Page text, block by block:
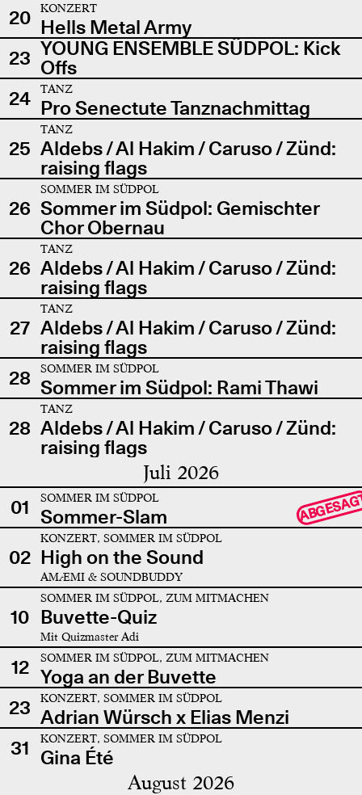
20
KONZERT
Hells Metal Army
23 YOUNG ENSEMBLE SÜDPOL: Kick
Offs
24
TANZ
Pro Senectute Tanznachmittag
25
TANZ
Aldebs / Al Hakim / Caruso / Zünd:
raising flags
26
SOMMER IM SÜDPOL
Sommer im Südpol: Gemischter
Chor Obernau
26
TANZ
Aldebs / Al Hakim / Caruso / Zünd:
raising flags
27
TANZ
Aldebs / Al Hakim / Caruso / Zünd:
raising flags
28
SOMMER IM SÜDPOL
Sommer im Südpol: Rami Thawi
28
TANZ
Aldebs / Al Hakim / Caruso / Zünd:
raising flags
Juli 2026
01 SOMMER IM SÜDPOL
Sommer-Slam
02
KONZERT, SOMMER IM SÜDPOL
High on the Sound
AMÆMI & SOUNDBUDDY
10
SOMMER IM SÜDPOL, ZUM MITMACHEN
Buvette-Quiz
Mit Quizmaster Adi
12 SOMMER IM SÜDPOL, ZUM MITMACHEN
Yoga an der Buvette
23
KONZERT, SOMMER IM SÜDPOL
Adrian Würsch x Elias Menzi
31
KONZERT, SOMMER IM SÜDPOL
Gina Été
August 2026